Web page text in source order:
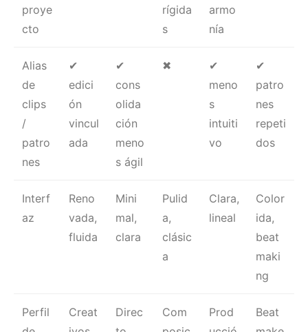
proye
cto
rígida
s
armo
nía
Alias
de
clips
/
patro
nes
✔
edici
ón
vincul
ada
✔
cons
olida
ción
meno
s ágil
✖
✔
meno
s
intuiti
vo
✔
patro
nes
repeti
dos
Interf
az
Reno
vada,
fluida
Mini
mal,
clara
Pulid
a,
clásic
a
Clara,
lineal
Color
ida,
beat
maki
ng
Perfil
Creat
Direc
Com
Prod
Beat